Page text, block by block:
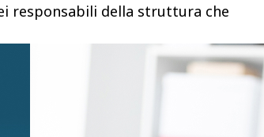
responsabili della struttura che
atto dovuto, conseguente alla
dall’avvocato Francesco
procedimento si affianca a quello già